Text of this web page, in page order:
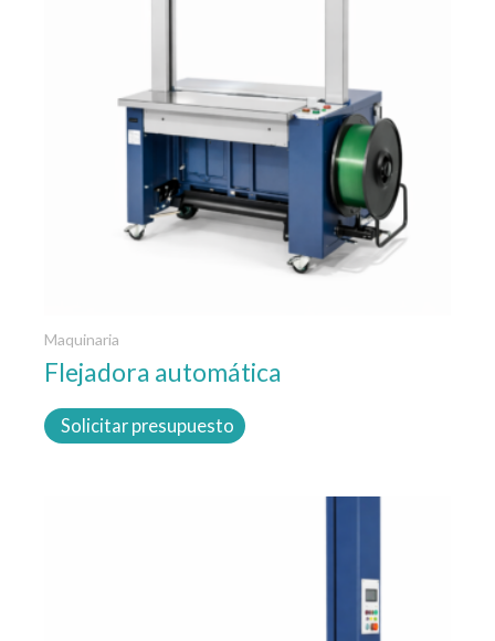
Maquinaria
Flejadora automática
Solicitar presupuesto